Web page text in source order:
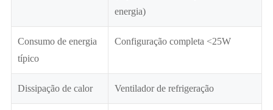
energia)
Consumo de energia
típico
Configuração completa <25W
Dissipação de calor Ventilador de refrigeração